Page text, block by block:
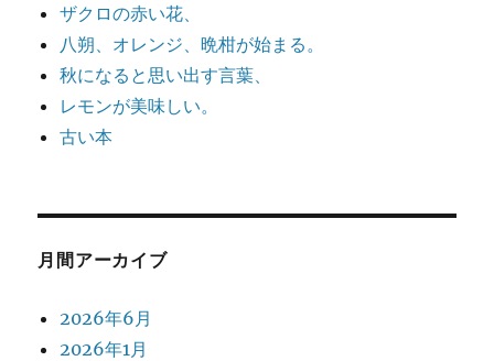
ザクロの赤い花、
八朔、オレンジ、晩柑が始まる。
秋になると思い出す言葉、
レモンが美味しい。
古い本
月間アーカイブ
2026年6月
2026年1月